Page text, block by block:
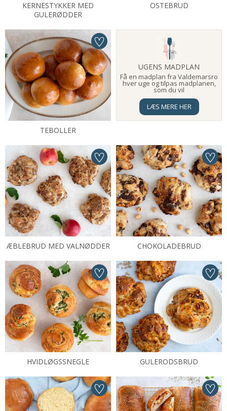
KERNESTYKKER MED
GULERØDDER
OSTEBRUD
TEBOLLER
UGENS MADPLAN
Få en madplan fra Valdemarsro
hver uge og tilpas madplanen,
som du vil
LÆS MERE HER
ÆBLEBRUD MED VALNØDDER CHOKOLADEBRUD
HVIDLØGSSNEGLE GULERODSBRUD